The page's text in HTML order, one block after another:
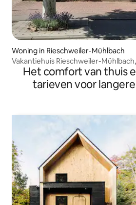
Woning in Rieschweiler-Mühlbach
Vakantiehuis Rieschweiler-
Het comfort van thuis
tarieven voor